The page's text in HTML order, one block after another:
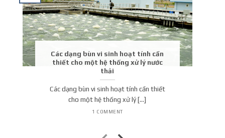
Các dạng bùn vi sinh hoạt tính cần
thiết cho một hệ thống xử lý nước
thải
Các dạng bùn vi sinh hoạt tính cần thiết
cho một hệ thống xử lý [...]
1 COMMENT